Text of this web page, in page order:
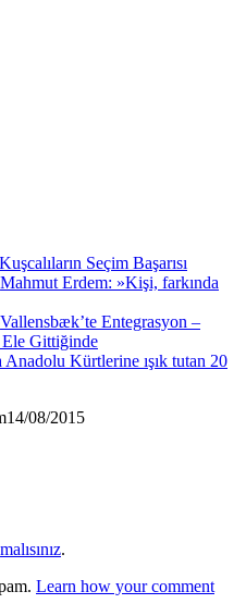
Kuşcalıların Seçim Başarısı
Mahmut Erdem: »Kişi, farkında
Vallensbæk’te Entegrasyon –
Gittiğinde
Anadolu Kürtlerine ışık tutan 20
14/08/2015
.
Learn how your comment